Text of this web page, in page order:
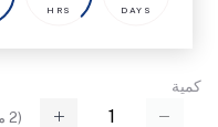
DAYS
HRS
كمية
(
2